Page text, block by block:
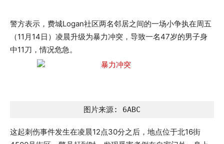
警方表示，费城Logan社区两名邻居之间的一场小争执在周五
（11月14日）凌晨升级为暴力冲突，导致一名47岁的男子身
中11刀，情况危急。
图片来源: 6ABC
这起刺伤事件发生在凌晨12点30分之后，地点位于北16街